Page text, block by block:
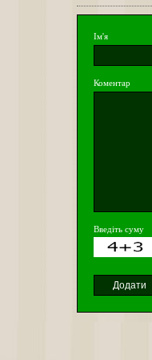
Ім'я
Коментар
Введіть суму